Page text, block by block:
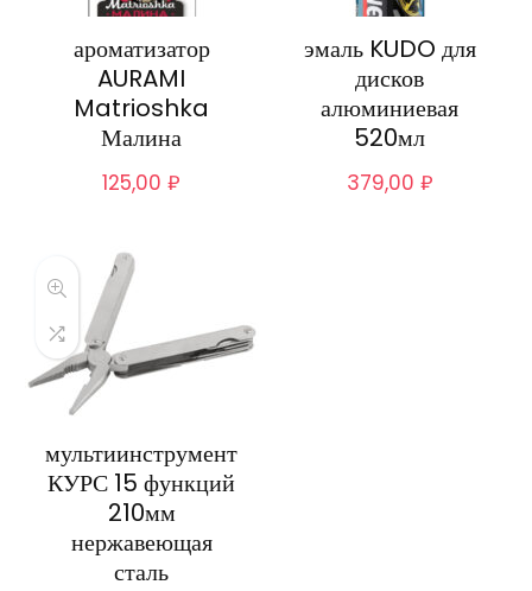
ароматизатор
AURAMI
Matrioshka
Малина
125,00₽
эмаль KUDO для
дисков
алюминиевая
520мл
379,00 ₽
мультиинструмент
КУРС 15 функций
210мм
нержавеющая
сталь